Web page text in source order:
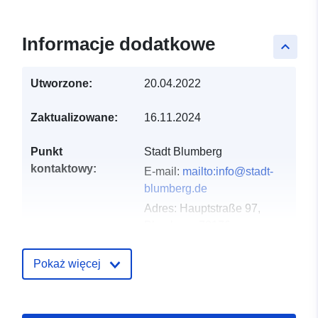
keyboard_arrow_up
Informacje dodatkowe
Utworzone: 20.04.2022
Zaktualizowane: 16.11.2024
Punkt
kontaktowy:
Stadt Blumberg
E-mail: mailto:info@stadt-
blumberg.de
Adres: Hauptstraße 97,
Pokaż więcej